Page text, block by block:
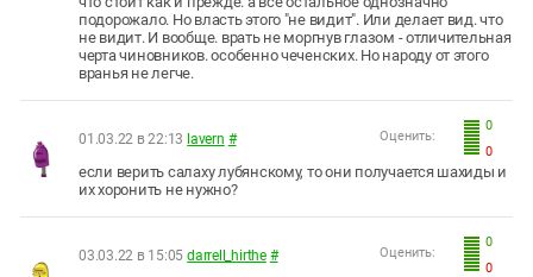
подорожало. Но власть этого "не видит". Или делает вид. что
не видит. И вообще. врать не моргнув глазом - отличительная
черта чиновников. особенно чеченских. Но народу от этого
вранья не легче.
0
0
Оценить:
01.03.22 в 22:13 lavern #
если верить салаху лубянскому, то они получается шахиды и
их хоронить не нужно?
0
0
Оценить:
03.03.22 в 15:05 darrell_hirthe #